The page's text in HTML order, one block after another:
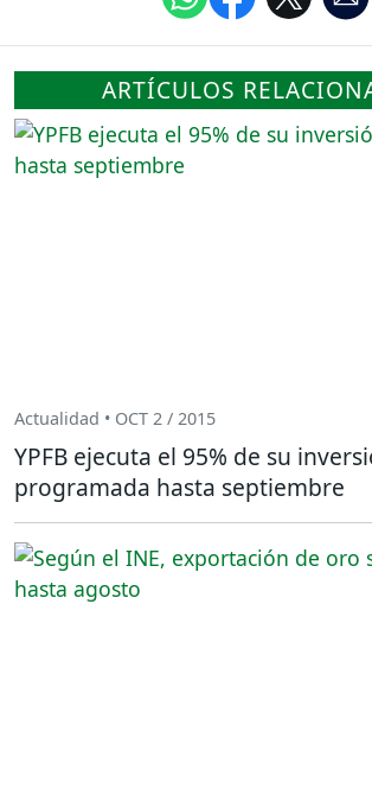
ARTÍCULOS
Actualidad • OCT 2 / 2015
YPFB ejecuta el 95% de su
programada hasta septiembre